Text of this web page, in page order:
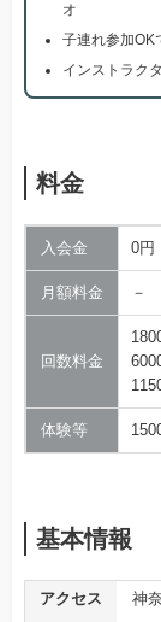
オ
子連れ参加OK
インストラク
料金
入会金 0円
月額料金 －
回数料金
体験等
基本情報
アクセス
神